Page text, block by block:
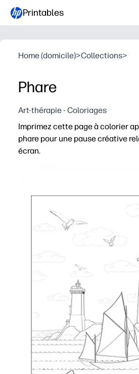
Printables
Home (domicile)>Collections>
Phare
Art-thérapie - Coloriages
Imprimez cette page à colorier
phare pour une pause créative
écran.
Activité instantanée, sans
Une scène de phare
Parfait pour les virages